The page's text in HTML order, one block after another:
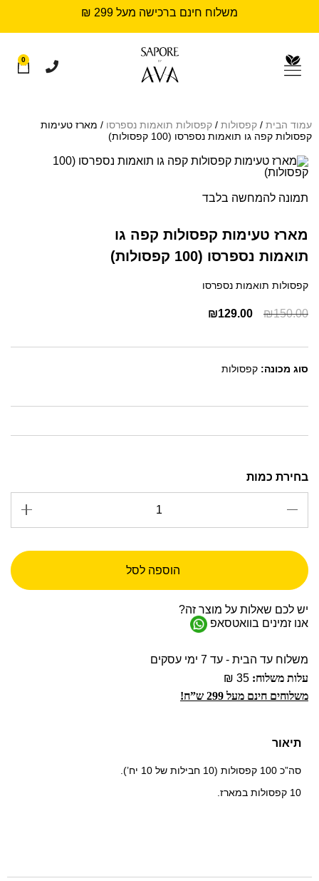
משלוח חינם ברכישה מעל 299 ₪
0
עמוד הבית / קפסולות / קפסולות תואמות נספרסו / מארז טעימות
קפסולות קפה גו תואמות נספרסו (100 קפסולות)
תמונה להמחשה בלבד
מארז טעימות קפסולות קפה גו
תואמות נספרסו (100 קפסולות)
קפסולות תואמות נספרסו
₪150.00
₪129.00
סוג מכונה: קפסולות
הוספה לסל
יש לכם שאלות על מוצר זה?
אנו זמינים בוואטסאפ
משלוח עד הבית - עד 7 ימי עסקים
עלות משלוח:
משלוחים חינם מעל 299 ש”ח!
תיאור
סה”כ 100 קפסולות (10 חבילות של 10 יח’).
10 קפסולות במארז.